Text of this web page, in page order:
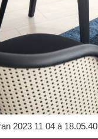
2023 11 04 à 18.05.40